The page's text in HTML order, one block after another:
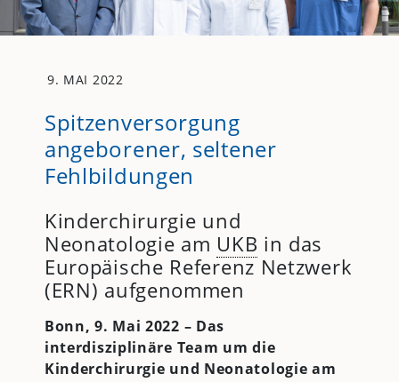
9. MAI 2022
Spitzenversorgung
angeborener, seltener
Fehlbildungen
Kinderchirurgie und
Neonatologie am UKB in das
Europäische Referenz Netzwerk
(ERN) aufgenommen
Bonn, 9. Mai 2022 – Das
interdisziplinäre Team um die
Kinderchirurgie und Neonatologie am